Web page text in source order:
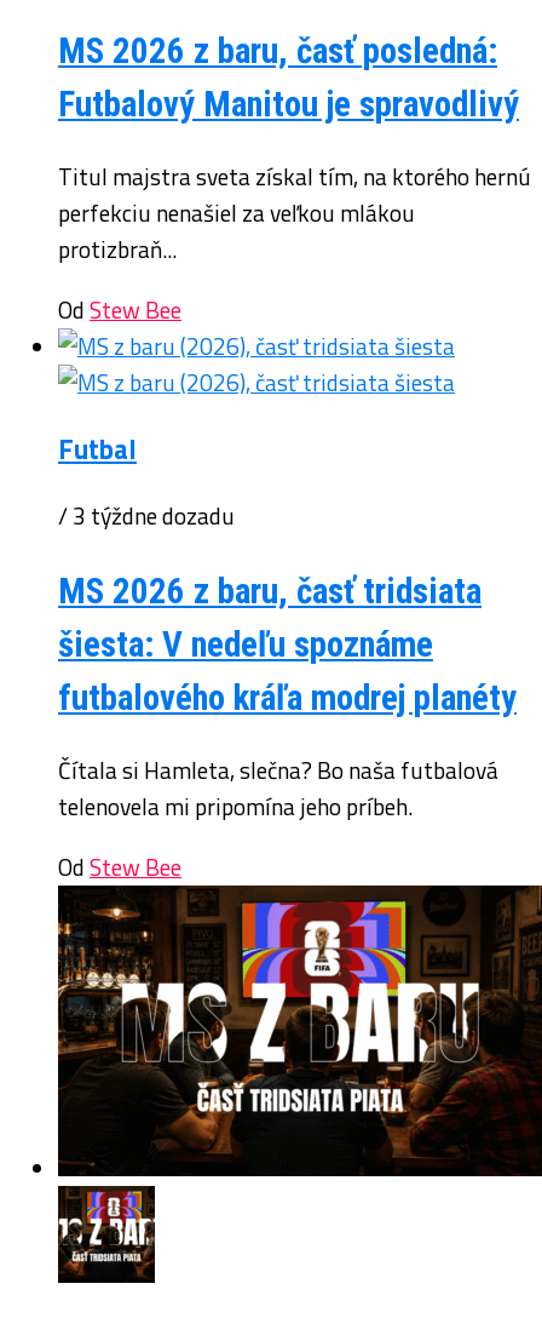
MS 2026 z baru, časť posledná:
Futbalový Manitou je spravodlivý
Titul majstra sveta získal tím, na ktorého hernú
perfekciu nenašiel za veľkou mlákou
protizbraň...
OdStew Bee
Futbal
/ 3 týždne dozadu
MS 2026 z baru, časť tridsiata
šiesta: V nedeľu spoznáme
futbalového kráľa modrej planéty
Čítala si Hamleta, slečna? Bo naša futbalová
telenovela mi pripomína jeho príbeh.
OdStew Bee